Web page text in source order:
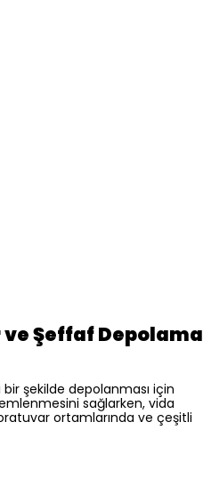
Şeffaf Depolama
şekilde depolanması için
sağlarken, vida
ortamlarında ve çeşitli